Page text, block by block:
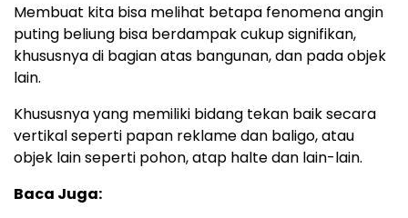
Membuat kita bisa melihat betapa fenomena angin
puting beliung bisa berdampak cukup signifikan,
khususnya di bagian atas bangunan, dan pada objek
lain.
Khususnya yang memiliki bidang tekan baik secara
vertikal seperti papan reklame dan baligo, atau
objek lain seperti pohon, atap halte dan lain-lain.
Baca Juga: